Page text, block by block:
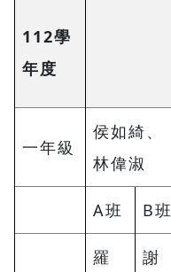
112學
年度
一年級
侯如綺、
林偉淑
A班 B班
羅
謝